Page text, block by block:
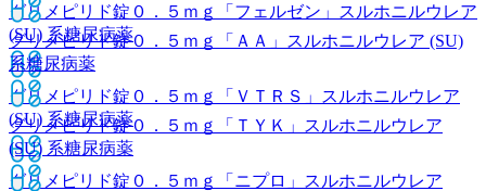
グリメピリド錠０．５ｍｇ「フェルゼン」
スルホニルウレア
(SU) 系糖尿病薬
グリメピリド錠０．５ｍｇ「ＶＴＲＳ」
スルホニルウレア
(SU) 系糖尿病薬
グリメピリド錠０．５ｍｇ「ニプロ」
スルホニルウレア
グリメピリド錠０．５ｍｇ「ＡＡ」
スルホニルウレア (SU)
系糖尿病薬
グリメピリド錠０．５ｍｇ「ＴＹＫ」
スルホニルウレア
(SU) 系糖尿病薬